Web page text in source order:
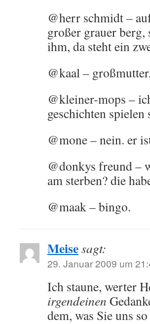
@herr schmidt –
großer grauer berg,
ihm, da steht ein
@kaal –
@kleiner-mops –
geschichten
@mone – nein. er
@donkys freund –
am sterben? die
@maak – bingo.
Meisesagt:
29. Januar 2009 um
Ich staune, werter
irgendeinen
dem, was Sie uns